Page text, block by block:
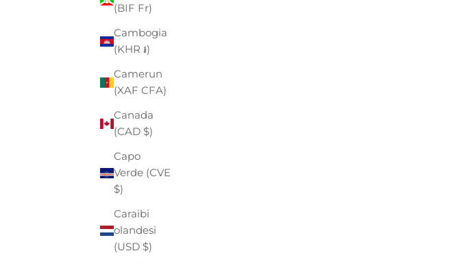
(BIF Fr)
Cambogia
(KHR ៛)
Camerun
(XAF CFA)
Canada
(CAD $)
Capo
Verde (CVE
$)
Caraibi
olandesi
(USD $)
Angola
Anguilla
Antigua e
(XCD $)
Saudita
(SAR ر.س)
(EUR €)
Armenia